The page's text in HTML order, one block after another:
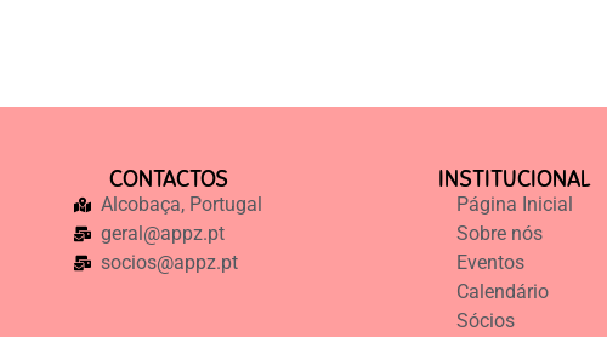
CONTACTOS
Alcobaça, Portugal
geral@appz.pt
socios@appz.pt
INSTITUCIONAL
Página Inicial
Sobre nós
Eventos
Calendário
Sócios